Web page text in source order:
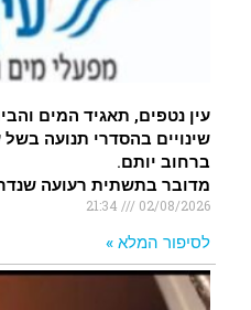
עין נטפים, תאגיד המים
שינויים בהסדרי תנועה
ברחוב יותם.
מדובר בתשתית רעועה
02/08/2026
לסיפור המלא »